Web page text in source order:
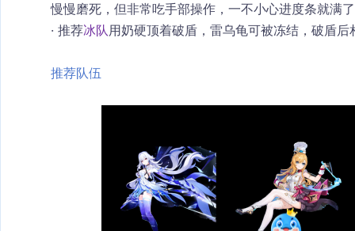
慢慢磨死，但非常吃手部操作，一不小心进度条就满
· 推荐冰队用奶硬顶着破盾，雷乌龟可被冻结，破盾
推荐队伍